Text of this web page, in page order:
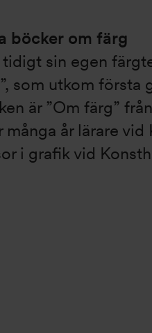
böcker om färg
sin egen
som utkom första
är ”Om färg”
många år lärare
i grafik vid